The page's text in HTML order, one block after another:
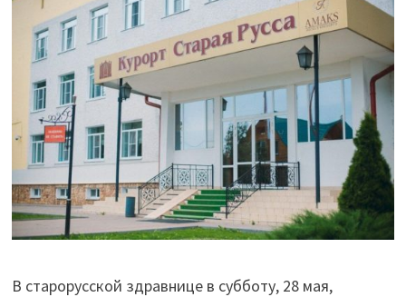
В старорусской здравнице в субботу, 28 мая,